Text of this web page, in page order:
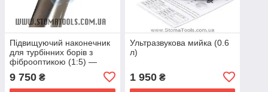
Підвищуючий наконечник
для турбінних борів з
фіброоптикою (1:5) —
9 750 ₴
Ультразвукова мийка (0.6
л)
1 950₴